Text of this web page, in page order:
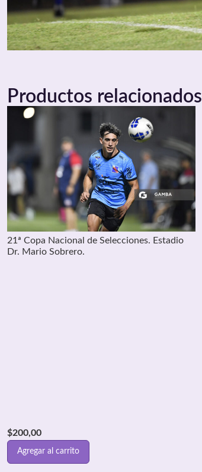
Productos relacionados
21ª Copa Nacional de Selecciones. Estadio
Dr. Mario Sobrero.
$200,00
Agregar al carrito